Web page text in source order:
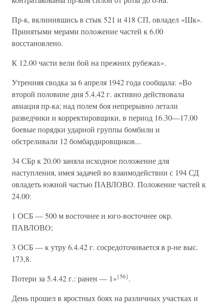
Пр-к, вклинившись в стык 521 и 418 СП, овладел «Шк».
Принятыми мерами положение частей к 6.00
восстановлено.
К 12.00 части вели бой на прежних рубежах».
Утренняя сводка за 6 апреля 1942 года сообщала: «Во
второй половине дня 5.4.42 г. активно действовала
авиация пр-ка; над полем боя непрерывно летали
разведчики и корректировщики, в период 16.30—17.00
боевые порядки ударной группы бомбили и
обстреливали 12 бомбардировщиков...
34 СБр к 20.00 заняла исходное положение для
наступления, имея задачей во взаимодействии с 194 СД
овладеть южной частью ПАВЛОВО. Положение частей к
24.00:
1 ОСБ — 500 м восточнее и юго-восточнее окр.
ПАВЛОВО;
3 ОСБ — к утру 6.4.42 г. сосредоточивается в р-не выс.
173,8.
Потери за 5.4.42 г.: ранен — 1»{56}.
День прошел в яростных боях на различных участках и